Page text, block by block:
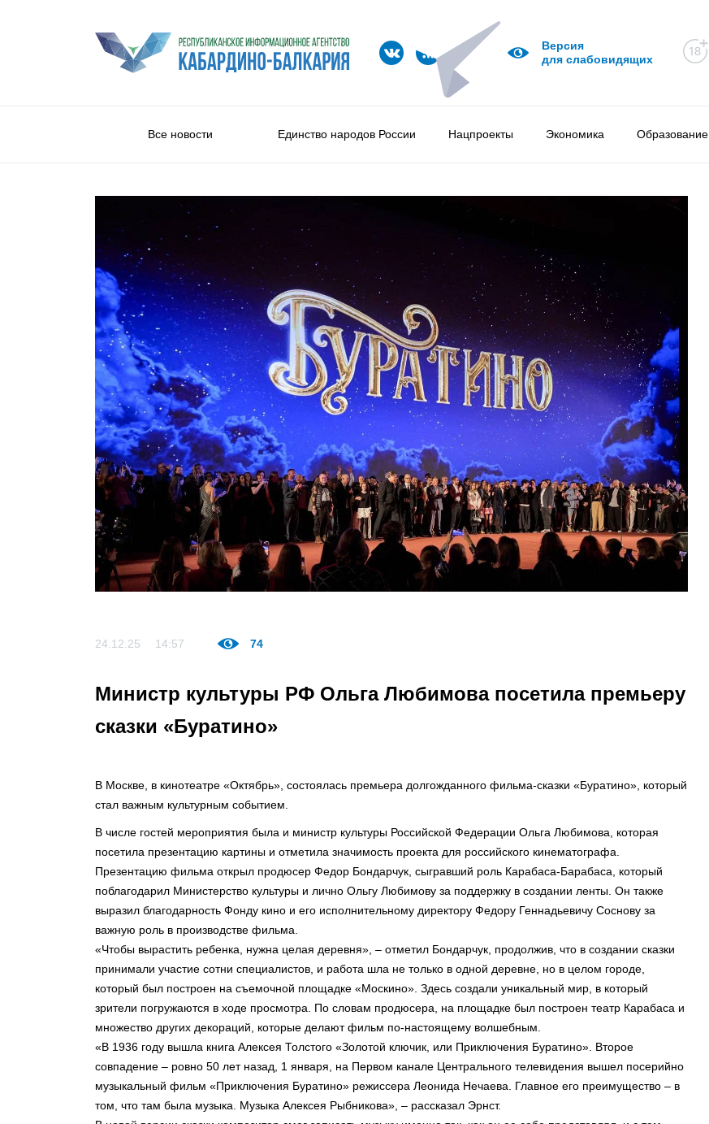
Версия
для слабовидящих
Все новости Единство народов России Нацпроекты Экономика Образование
Культура
24.12.25 14:57 74
Министр культуры РФ Ольга Любимова посетила премьеру
сказки «Буратино»
В Москве, в кинотеатре «Октябрь», состоялась премьера долгожданного фильма-сказки «Буратино», который
стал важным культурным событием.
В числе гостей мероприятия была и министр культуры Российской Федерации Ольга Любимова, которая
посетила презентацию картины и отметила значимость проекта для российского кинематографа.
Презентацию фильма открыл продюсер Федор Бондарчук, сыгравший роль Карабаса-Барабаса, который
поблагодарил Министерство культуры и лично Ольгу Любимову за поддержку в создании ленты. Он также
выразил благодарность Фонду кино и его исполнительному директору Федору Геннадьевичу Соснову за
важную роль в производстве фильма.
«Чтобы вырастить ребенка, нужна целая деревня», – отметил Бондарчук, продолжив, что в создании сказки
принимали участие сотни специалистов, и работа шла не только в одной деревне, но в целом городе,
который был построен на съемочной площадке «Москино». Здесь создали уникальный мир, в который
зрители погружаются в ходе просмотра. По словам продюсера, на площадке был построен театр Карабаса и
множество других декораций, которые делают фильм по-настоящему волшебным.
«В 1936 году вышла книга Алексея Толстого «Золотой ключик, или Приключения Буратино». Второе
совпадение – ровно 50 лет назад, 1 января, на Первом канале Центрального телевидения вышел посерийно
музыкальный фильм «Приключения Буратино» режиссера Леонида Нечаева. Главное его преимущество – в
том, что там была музыка. Музыка Алексея Рыбникова», – рассказал Эрнст.